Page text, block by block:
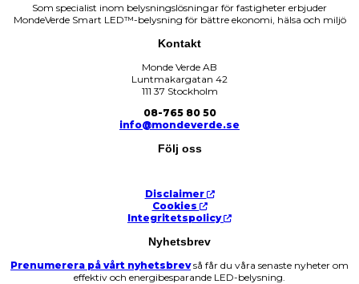
Som specialist inom belysningslösningar för fastigheter erbjuder
MondeVerde Smart LED™-belysning för bättre ekonomi, hälsa och miljö
Kontakt
Monde Verde AB
Luntmakargatan 42
111 37 Stockholm
08-765 80 50
info@mondeverde.se
Följ oss
Disclaimer
Cookies
Integritetspolicy
Nyhetsbrev
Prenumerera på vårt nyhetsbrev så får du våra senaste nyheter om
effektiv och energibesparande LED-belysning.